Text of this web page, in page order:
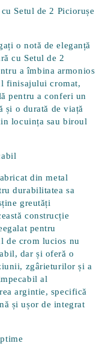
Setul de 2 Piciorușe
o notă de eleganță
cu Setul de 2
a îmbina armonios
finisajului cromat,
pentru a conferi un
și o durată de viață
locuința sau biroul
dinmetal
durabilitatea sa
greutăți
construcție
pentru
de crom lucios nu
dar și oferă o
zgârieturilor și a
al
argintie, specifică
și ușor de integrat